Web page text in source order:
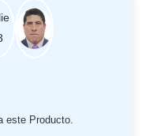
este Producto.